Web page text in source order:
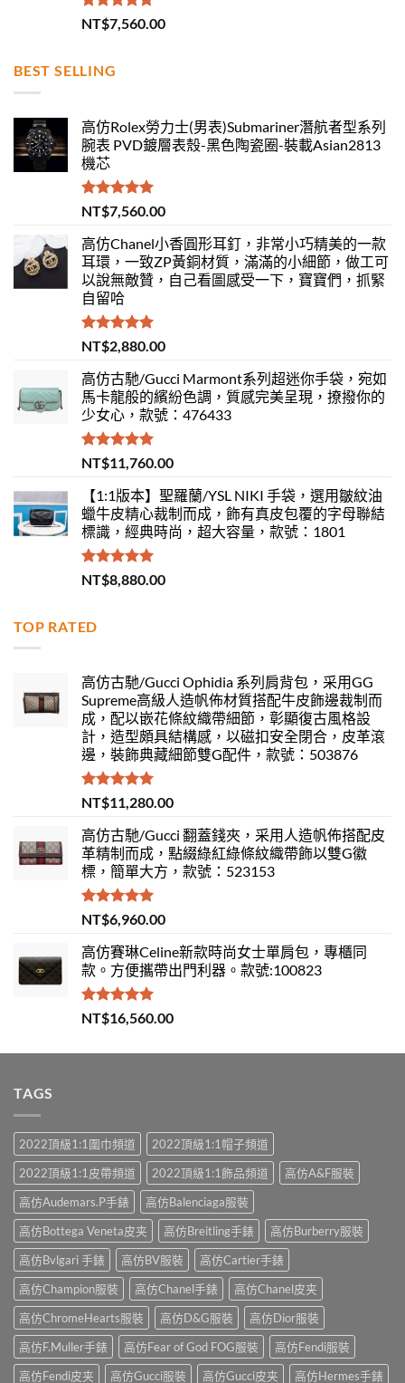
評分 5.00
滿分 5
NT$7,560.00
BEST SELLING
高仿Rolex勞力士(男表)Submariner潛航者型系列
腕表 PVD鍍層表殼-黑色陶瓷圈-裝載Asian2813
機芯
評分 5.00
滿分 5
NT$7,560.00
高仿Chanel小香圓形耳釘，非常小巧精美的一款
耳環，一致ZP黃銅材質，滿滿的小細節，做工可
以說無敵贊，自己看圖感受一下，寶寶們，抓緊
自留哈
評分 5.00
滿分 5
NT$2,880.00
高仿古馳/Gucci Marmont系列超迷你手袋，宛如
馬卡龍般的繽紛色調，質感完美呈現，撩撥你的
少女心，款號：476433
評分5.00
滿分 5
NT$11,760.00
【1:1版本】聖羅蘭/YSL NIKI 手袋，選用皺紋油
蠟牛皮精心裁制而成，飾有真皮包覆的字母聯結
標識，經典時尚，超大容量，款號：1801
評分 5.00
滿分 5
NT$8,880.00
TOP RATED
高仿古馳/Gucci Ophidia 系列肩背包，采用GG
Supreme高級人造帆佈材質搭配牛皮飾邊裁制而
成，配以嵌花條紋織帶細節，彰顯復古風格設
計，造型頗具結構感，以磁扣安全閉合，皮革滾
邊，裝飾典藏細節雙G配件，款號：503876
評分5.00
滿分 5
NT$11,280.00
高仿古馳/Gucci 翻蓋錢夾，采用人造帆佈搭配皮
革精制而成，點綴綠紅綠條紋織帶飾以雙G徽
標，簡單大方，款號：523153
評分 5.00
滿分 5
NT$6,960.00
高仿賽琳Celine新款時尚女士單肩包，專櫃同
款。方便攜帶出門利器。款號:100823
評分5.00
滿分 5
NT$16,560.00
TAGS
2022頂級1:1圍巾頻道
2022頂級1:1帽子頻道
2022頂級1:1皮帶頻道
2022頂級1:1飾品頻道
高仿A&F服裝
高仿Audemars.P手錶
高仿Balenciaga服裝
高仿Bottega Veneta皮夹
高仿Breitling手錶
高仿Burberry服裝
高仿Bvlgari 手錶
高仿BV服裝
高仿Cartier手錶
高仿Champion服裝
高仿Chanel手錶
高仿Chanel皮夹
高仿ChromeHearts服裝
高仿D&G服裝
高仿Dior服裝
高仿F.Muller手錶
高仿Fear of God FOG服裝
高仿Fendi服裝
高仿Fendi皮夹
高仿Gucci服裝 高仿Gucci皮夹 高仿Hermes手錶